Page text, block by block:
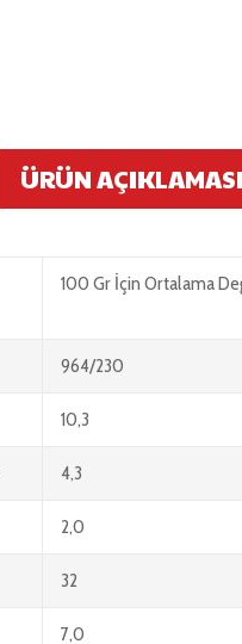
ÜRÜN
100 Gr İçin Ortalama
964/230
10,3
4,3
2,0
32
7,0